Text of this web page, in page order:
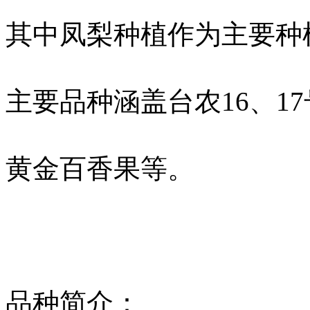
其中凤梨种植作为主要
主要品种涵盖台农16、
黄金百香果等。
品种简介：